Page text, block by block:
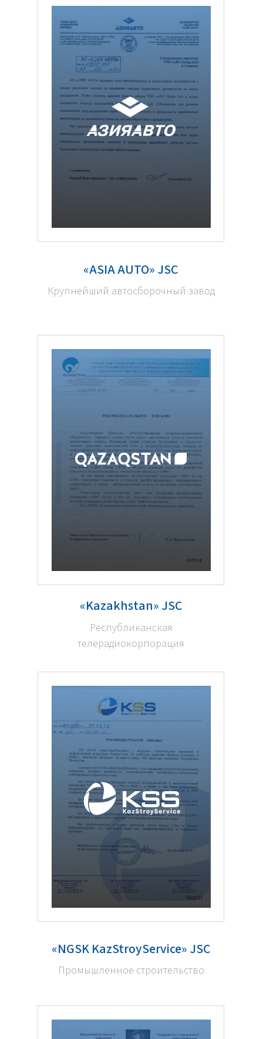
«Kazakhstan» JSC
Республиканская
телерадиокорпорация
«ASIA AUTO» JSC
Крупнейший автосборочный завод
«NGSK KazStroyService» JSC
Промышленное строительство